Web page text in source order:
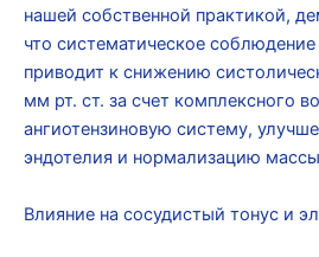
нашей собственной практикой,
что систематическое
приводит к снижению
мм рт. ст. за счет комплексного
ангиотензиновую систему,
эндотелия и нормализацию
Влияние на сосудистый тонус и